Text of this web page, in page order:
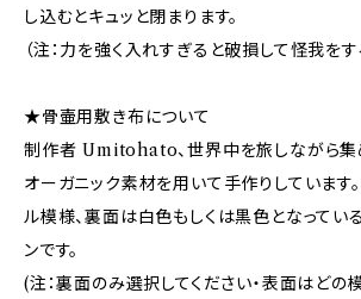
し込むとキュッと閉まります。
（注：力を強く入れすぎると破損して怪我を
★骨壷用敷き布について
制作者 Umitohato、世界中を旅しながら集
オーガニック素材を用いて手作りしています
ル模様、裏面は白色もしくは黒色となってい
ンです。
(注：裏面のみ選択してください・表面はど